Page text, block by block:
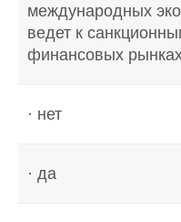
международных
ведет к
финансовых
· нет
· да